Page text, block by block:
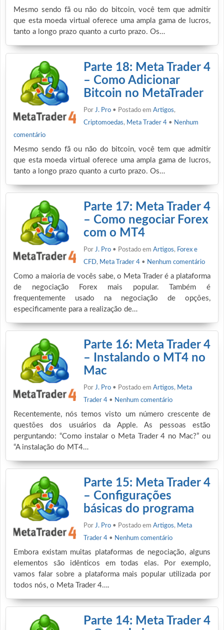
Mesmo sendo fã ou não do bitcoin, você tem que admitir
que esta moeda virtual oferece uma ampla gama de lucros,
tanto a longo prazo quanto a curto prazo. Os…
Parte 18: Meta Trader 4
– Como Adicionar
Bitcoin no MetaTrader
Por J. Pro • Postado em Artigos,
Criptomoedas, Meta Trader 4 • Nenhum
comentário
Mesmo sendo fã ou não do bitcoin, você tem que admitir
que esta moeda virtual oferece uma ampla gama de lucros,
tanto a longo prazo quanto a curto prazo. Os…
Parte 17: Meta Trader 4
– Como negociar Forex
com o MT4
Por J. Pro • Postado em Artigos, Forex e
CFD, Meta Trader 4 • Nenhum comentário
Como a maioria de vocês sabe, o Meta Trader é a plataforma
de negociação Forex mais popular. Também é
frequentemente usado na negociação de opções,
especificamente para a realização de…
Parte 16: Meta Trader 4
– Instalando o MT4 no
Mac
Por J. Pro • Postado em Artigos, Meta
Trader 4 • Nenhum comentário
Recentemente, nós temos visto um número crescente de
questões dos usuários da Apple. As pessoas estão
perguntando: “Como instalar o Meta Trader 4 no Mac?” ou
“A instalação do MT4…
Parte 15: Meta Trader 4
– Configurações
básicas do programa
Por J. Pro • Postado em Artigos, Meta
Trader 4 • Nenhum comentário
Embora existam muitas plataformas de negociação, alguns
elementos são idênticos em todas elas. Por exemplo,
vamos falar sobre a plataforma mais popular utilizada por
todos nós, o Meta Trader 4….
Parte 14: Meta Trader 4